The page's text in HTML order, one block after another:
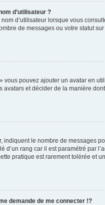
d’utilisateur ?
d’utilisateur lorsque vous
de messages ou votre statut
vous pouvez ajouter un avatar en
et décider de la manière
indiquent le nombre de messages
d’un rang car il est paramétré par
pratique est rarement tolérée et
demande de me connecter !?